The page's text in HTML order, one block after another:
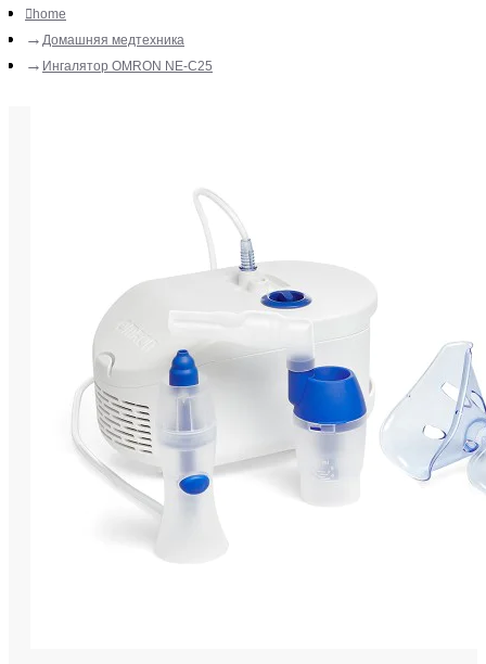
home
Домашняя медтехника
Ингалятор OMRON NE-C25